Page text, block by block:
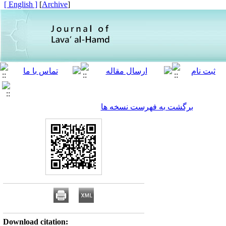
[
Archive
]
[ English ]
برگشت به فهرست نسخه ها
Download citation: